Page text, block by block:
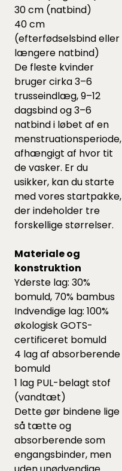
30 cm (natbind)
40 cm
(efterfødselsbind eller
længere natbind)
De fleste kvinder
bruger cirka 3–6
trusseindlæg, 9–12
dagsbind og 3–6
natbind i løbet af en
menstruationsperiode,
afhængigt af hvor tit
de vasker. Er du
usikker, kan du starte
med vores startpakke,
der indeholder tre
forskellige størrelser.
Materiale og
konstruktion
Yderste lag: 30%
bomuld, 70% bambus
Indvendige lag: 100%
økologisk GOTS-
certificeret bomuld
4 lag af absorberende
bomuld
1 lag PUL-belagt stof
(vandtæt)
Dette gør bindene lige
så tætte og
absorberende som
engangsbinder, men